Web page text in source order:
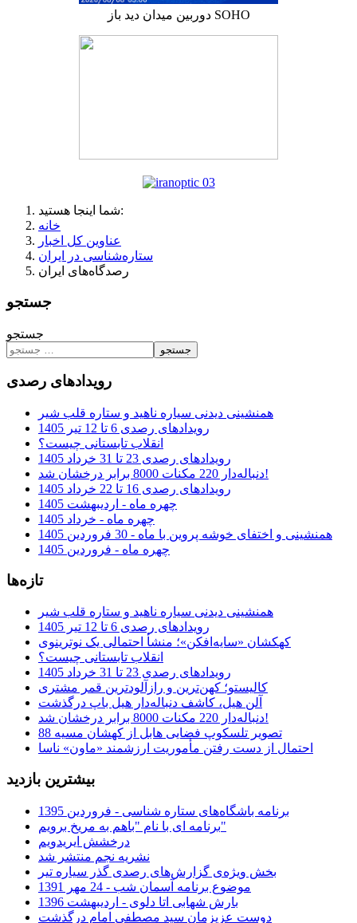
دوربین میدان دید باز SOHO
شما اینجا هستید:
خانه
عناوین کل اخبار
ستاره‌شناسی در ایران
رصدگاه‌های ایران
جستجو
جستجو
جستجو
رویدادهای رصدی
همنشینی دیدنی سیاره ناهید و ستاره قلب شیر
رویدادهای رصدی 6 تا 12 تیر 1405
انقلاب تابستانی چیست؟
رویدادهای رصدی 23 تا 31 خرداد 1405
دنباله‌دار 220 مکنات 8000 برابر درخشان شد!
رویدادهای رصدی 16 تا 22 خرداد 1405
چهره ماه - اردیبهشت 1405
چهره ماه - خرداد 1405
همنشینی و اختفای خوشه پروین با ماه - 30 فروردین 1405
چهره ماه - فروردین 1405
تازه‌ها
همنشینی دیدنی سیاره ناهید و ستاره قلب شیر
رویدادهای رصدی 6 تا 12 تیر 1405
کهکشان «سایه‌افکن»؛ منشأ احتمالی یک نوترینوی
انقلاب تابستانی چیست؟
رویدادهای رصدی 23 تا 31 خرداد 1405
کالیستو؛ کهن‌ترین و رازآلودترین قمر مشتری
آلن هیل، کاشف دنباله‌دار هیل باپ درگذشت
دنباله‌دار 220 مکنات 8000 برابر درخشان شد!
تصویر تلسکوپ فضایی هابل از کهشان مسیه 88
احتمال از دست رفتن مأموریت ارزشمند «ماون» ناسا
بیشترین بازدید
برنامه باشگاه‌های ستاره شناسی - فروردین 1395
برنامه ای با نام "باهم به مریخ برویم"
درخشش ایریدویم
نشریه نجم منتشر شد
بخش ویژه‌ی گزارش‌های رصدی گذر سیاره تیر
موضوع برنامه آسمان شب - 24 مهر 1391
بارش شهابی اتا دلوی - اردیبهشت 1396
دوست عزیزمان سید مصطفی امام درگذشت